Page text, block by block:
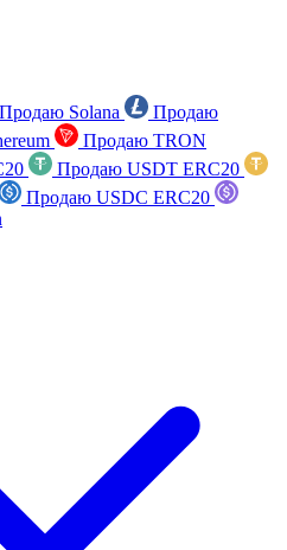
Продаю Solana
Продаю
Продаю TRON
Продаю USDT ERC20
Продаю USDC ERC20